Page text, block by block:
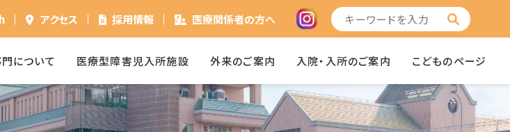
アクセス 採用情報 医療関係者の方へ
について 医療型障害児入所施設 外来のご案内 入院・入所のご案内 こどものページ